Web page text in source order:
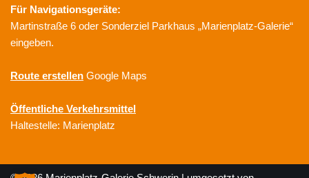
Für Navigationsgeräte:
Martinstraße 6 oder Sonderziel Parkhaus „Marienplatz-Galerie“
eingeben.
Route erstellen Google Maps
Öffentliche Verkehrsmittel
Haltestelle: Marienplatz